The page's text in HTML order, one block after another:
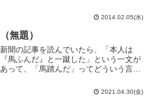
事無く臨んだ試験。果たして、教科書を
買わずして優は取れるのか？うーん、無
益な挑戦だ。授業で...
2014.02.05(水)
（無題）
新聞の記事を読んでいたら、「本人は
『馬ふんだ』と一蹴した」という一文が
あって、「馬踏んだ」ってどういう言い
のか…？と暫く悩んで、「馬糞（horse
manure）」のことだと気付きました。
2021.04.30(金)